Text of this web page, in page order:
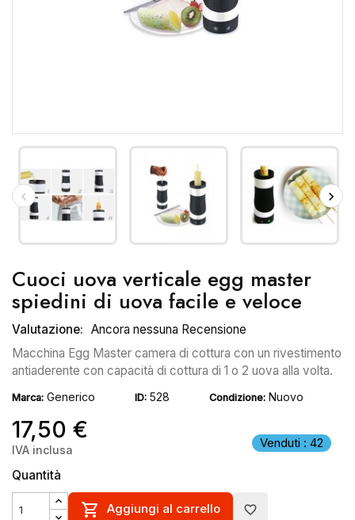
Cuoci uova verticale egg master
spiedini di uova facile e veloce
Valutazione: Ancora nessuna Recensione
Macchina Egg Master camera di cottura con un rivestimento
antiaderente con capacità di cottura di 1 o 2 uova alla volta.
Marca: Generico ID: 528 Condizione: Nuovo
17,50 € Venduti : 42
IVA inclusa
Quantità
 Aggiungi al carrello favorite_border